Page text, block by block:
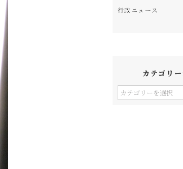
行政ニュース
カテゴリ
カ